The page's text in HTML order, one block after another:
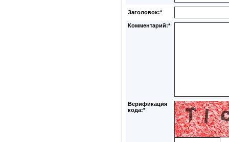
Заголовок:*
Комментарий:*
Верификация
кода:*